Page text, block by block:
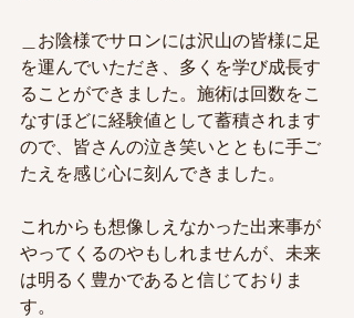
＿お陰様でサロンには沢山の皆様に足
を運んでいただき、多くを学び成長す
ることができました。施術は回数をこ
なすほどに経験値として蓄積されます
ので、皆さんの泣き笑いとともに手ご
たえを感じ心に刻んできました。
これからも想像しえなかった出来事が
やってくるのやもしれませんが、未来
は明るく豊かであると信じておりま
す。